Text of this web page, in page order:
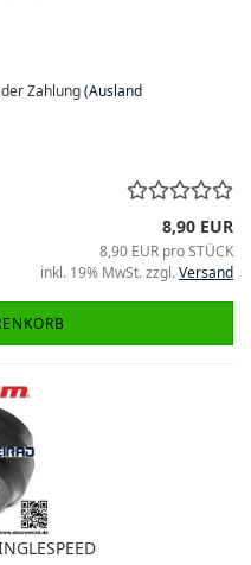
Zahlung(Ausland
8,90 EUR
8,90 EUR pro STÜCK
inkl. 19% MwSt. zzgl.Versand